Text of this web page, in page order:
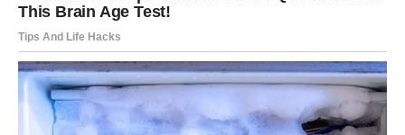
vam mogla potpuno promijeniti budućnost.
Jedna želja sada postaje stvarnost.